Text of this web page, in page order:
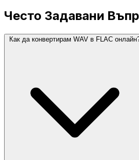
Често Задавани
Как да конвертирам WAV в FLAC